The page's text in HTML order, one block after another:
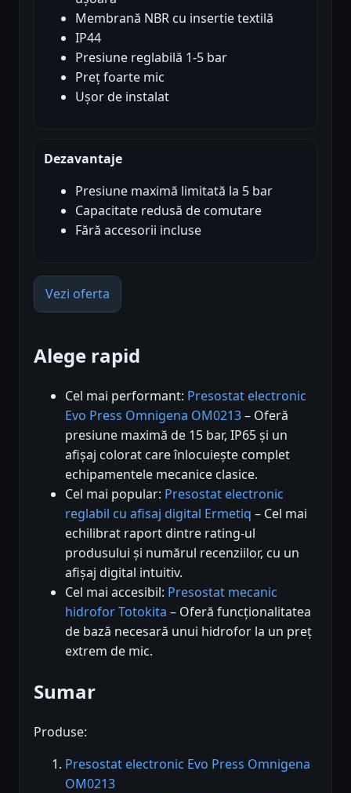
Membrană NBR cu insertie textilă
IP44
Presiune reglabilă 1-5 bar
Preț foarte mic
Ușor de instalat
Dezavantaje
Presiune maximă limitată la 5 bar
Capacitate redusă de comutare
Fără accesorii incluse
Vezi oferta
Alege rapid
Cel mai performant: Presostat electronic
Evo Press Omnigena OM0213– Oferă
presiune maximă de 15 bar, IP65 și un
afișaj colorat care înlocuiește complet
echipamentele mecanice clasice.
Cel mai popular: Presostat electronic
reglabil cu afisaj digital Ermetiq – Cel mai
echilibrat raport dintre rating-ul
produsului și numărul recenziilor, cu un
afișaj digital intuitiv.
Cel mai accesibil: Presostat mecanic
hidrofor Totokita – Oferă funcționalitatea
de bază necesară unui hidrofor la un preț
extrem de mic.
Sumar
Produse:
Presostat electronic Evo Press Omnigena
OM0213